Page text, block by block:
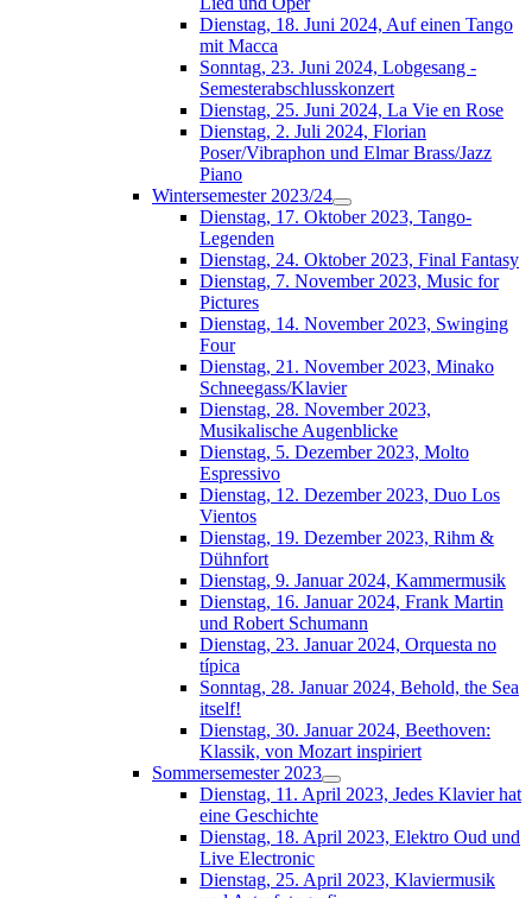
Dienstag, 18. Juni 2024, Auf einen Tango
mit Macca
Sonntag, 23. Juni 2024, Lobgesang -
Semesterabschlusskonzert
Dienstag, 25. Juni 2024, La Vie en Rose
Dienstag, 2. Juli 2024, Florian
Poser/Vibraphon und Elmar Brass/Jazz
Piano
Wintersemester 2023/24
Dienstag, 17. Oktober 2023, Tango-
Legenden
Dienstag, 24. Oktober 2023, Final Fantasy
Dienstag, 7. November 2023, Music for
Pictures
Dienstag, 14. November 2023, Swinging
Four
Dienstag, 21. November 2023, Minako
Schneegass/Klavier
Dienstag, 28. November 2023,
Musikalische Augenblicke
Dienstag, 5. Dezember 2023, Molto
Espressivo
Dienstag, 12. Dezember 2023, Duo Los
Vientos
Dienstag, 19. Dezember 2023, Rihm &
Dühnfort
Dienstag, 9. Januar 2024, Kammermusik
Dienstag, 16. Januar 2024, Frank Martin
und Robert Schumann
Dienstag, 23. Januar 2024, Orquesta no
típica
Sonntag, 28. Januar 2024, Behold, the Sea
itself!
Dienstag, 30. Januar 2024, Beethoven:
Klassik, von Mozart inspiriert
Sommersemester 2023
Dienstag, 11. April 2023, Jedes Klavier hat
eine Geschichte
Dienstag, 18. April 2023, Elektro Oud und
Live Electronic
Dienstag, 25. April 2023, Klaviermusik